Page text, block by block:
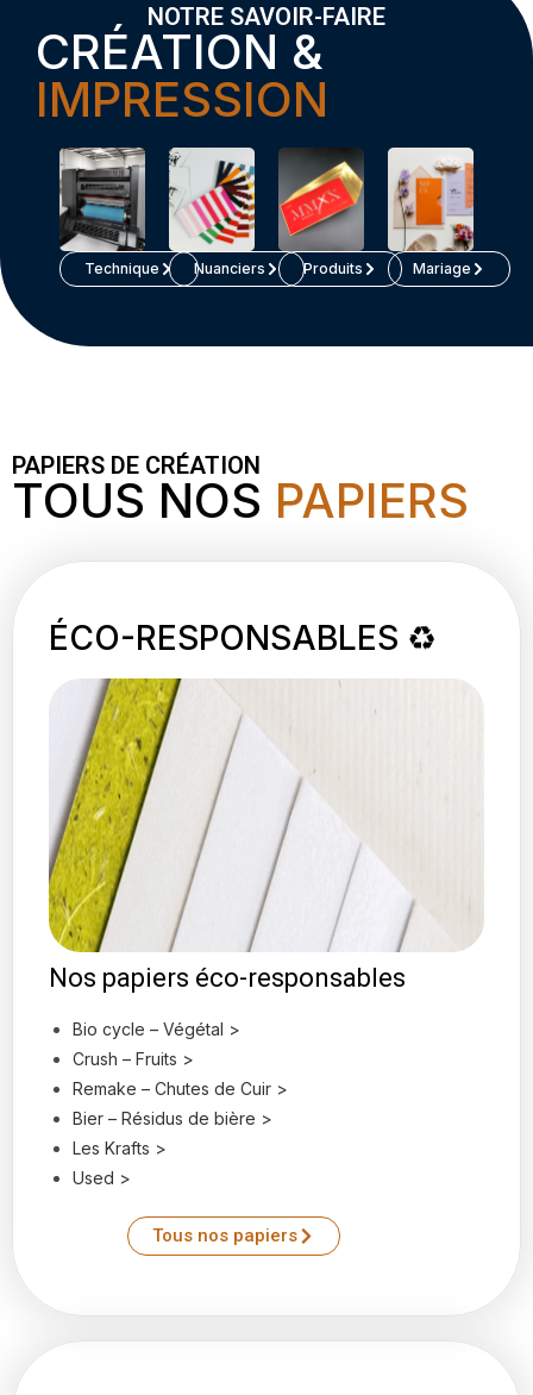
NOTRE SAVOIR-FAIRE
CRÉATION &
IMPRESSION
Technique Nuanciers Produits Mariage
PAPIERS DE CRÉATION
TOUS NOS PAPIERS
ÉCO-RESPONSABLES ♻️
Nos papiers éco-responsables
Bio cycle – Végétal >
Crush – Fruits️ >
Remake – Chutes de Cuir >
Bier – Résidus de bière >
Les Krafts >
Used >
Tous nos papiers